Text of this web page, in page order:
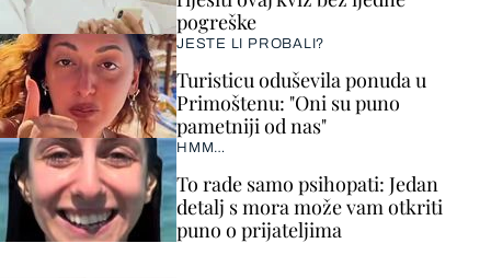
pogreške
JESTE LI PROBALI?
Turisticu oduševila ponuda u
Primoštenu: "Oni su puno
pametniji od nas"
HMM…
To rade samo psihopati: Jedan
detalj s mora može vam otkriti
puno o prijateljima